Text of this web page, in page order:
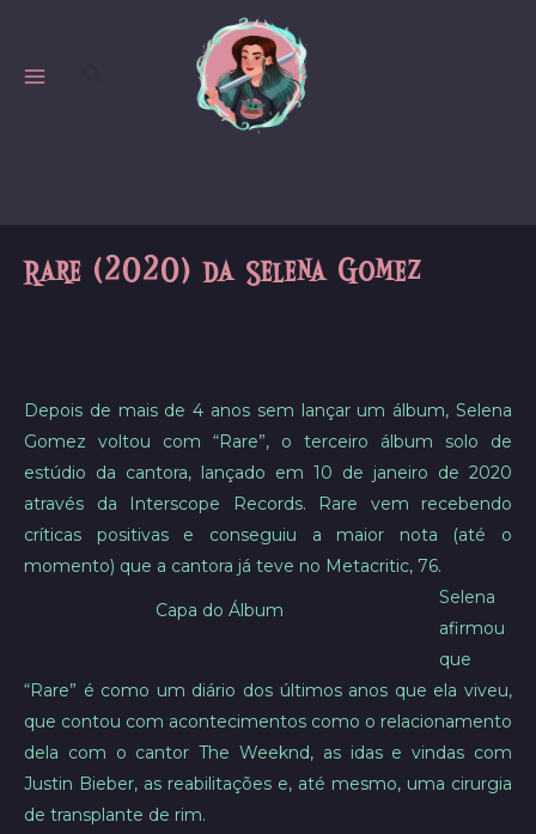
content
Rare (2020) da Selena Gomez
Depois de mais de 4 anos sem lançar um álbum, Selena
Gomez voltou com “Rare”, o terceiro álbum solo de
estúdio da cantora, lançado em 10 de janeiro de 2020
através da Interscope Records. Rare vem recebendo
críticas positivas e conseguiu a maior nota (até o
momento) que a cantora já teve no Metacritic, 76.
Capa do Álbum
Selena
afirmou
que
“Rare” é como um diário dos últimos anos que ela viveu,
que contou com acontecimentos como o relacionamento
dela com o cantor The Weeknd, as idas e vindas com
Justin Bieber, as reabilitações e, até mesmo, uma cirurgia
de transplante de rim.